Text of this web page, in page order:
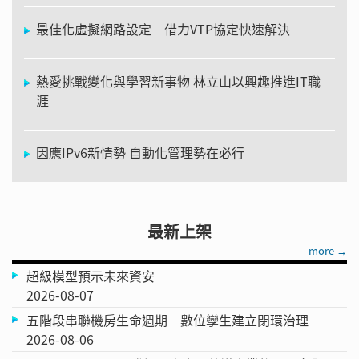
最佳化虛擬網路設定 借力VTP協定快速解決
熱愛挑戰變化與學習新事物 林立山以興趣推進IT職
涯
因應IPv6新情勢 自動化管理勢在必行
最新上架
more →
超級模型預示未來資安
2026-08-07
五階段串聯機房生命週期 數位孿生建立閉環治理
2026-08-06